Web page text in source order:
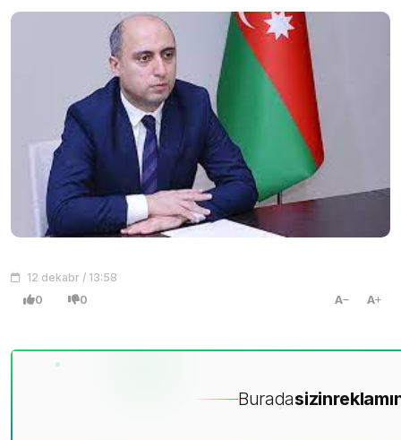
12 dekabr / 13:58
0 0 A A
Buradasizin